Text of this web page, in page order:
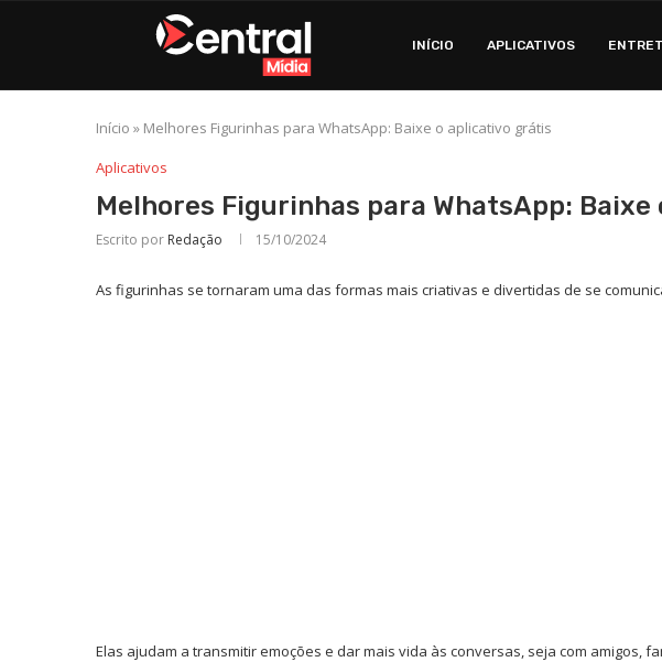
INÍCIO APLICATIVOS
Início » Melhores Figurinhas para WhatsApp: Baixe o aplicativo grátis
Aplicativos
Melhores Figurinhas para WhatsApp:
Escrito por Redação 15/10/2024
As figurinhas se tornaram uma das formas mais criativas e divertidas de se
Elas ajudam a transmitir emoções e dar mais vida às conversas, seja com amigos,